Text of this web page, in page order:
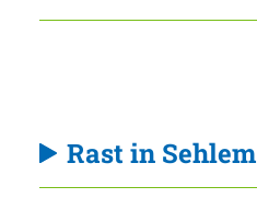
Rast in Sehlem